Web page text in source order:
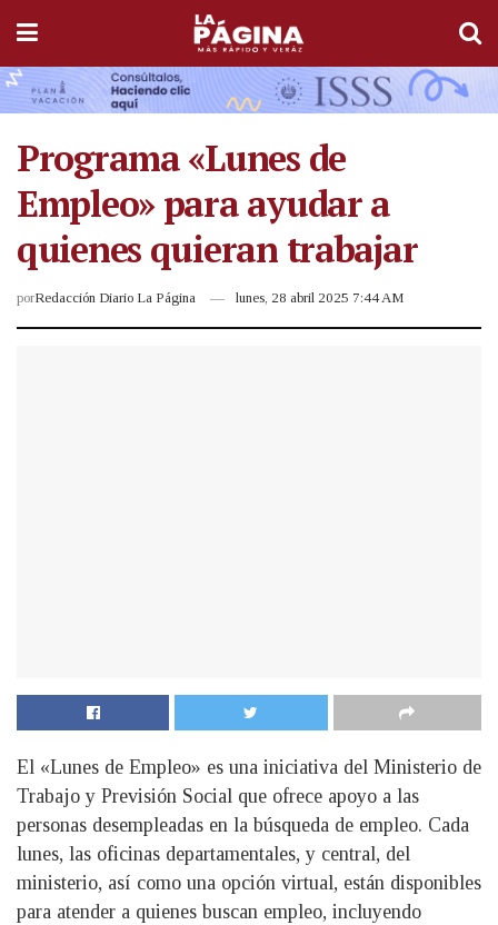
Programa «Lunes de
Empleo» para ayudar a
quienes quieran trabajar
porRedacción Diario La Página lunes, 28 abril 2025 7:44 AM
El «Lunes de Empleo» es una iniciativa del Ministerio de
Trabajo y Previsión Social que ofrece apoyo a las
personas desempleadas en la búsqueda de empleo. Cada
lunes, las oficinas departamentales, y central, del
ministerio, así como una opción virtual, están disponibles
para atender a quienes buscan empleo, incluyendo